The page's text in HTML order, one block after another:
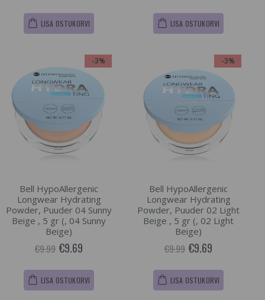
LISA OSTUKORVI LISA OSTUKORVI
-3%
Bell HypoAllergenic
Longwear Hydrating
Powder, Puuder 04 Sunny
Beige , 5 gr (, 04 Sunny
Beige)
€9.99 €9.69
LISA OSTUKORVI
-3%
Bell HypoAllergenic
Longwear Hydrating
Powder, Puuder 02 Light
Beige , 5 gr (, 02 Light
Beige)
€9.99 €9.69
LISA OSTUKORVI